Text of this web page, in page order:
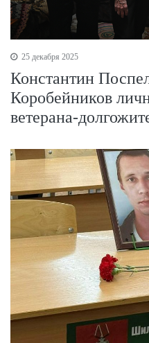
25 декабря 2025
Константин
Коробейников
ветерана-